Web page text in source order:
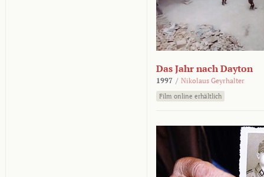
Das Jahr nach Dayton
1997 / Nikolaus Geyrhalter
Film online erhältlich